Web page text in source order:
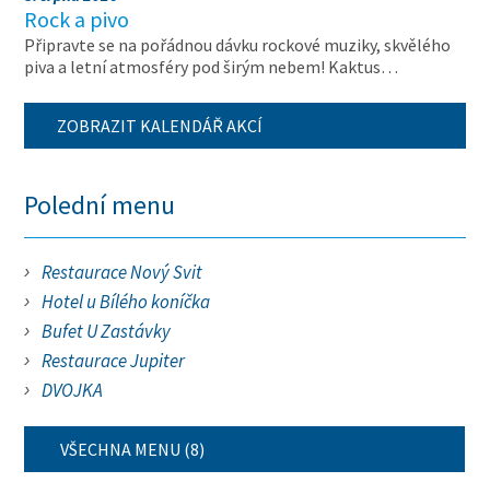
Rock a pivo
Připravte se na pořádnou dávku rockové muziky, skvělého
piva a letní atmosféry pod širým nebem! Kaktus…
ZOBRAZIT KALENDÁŘ AKCÍ
Polední menu
Restaurace Nový Svit
Hotel u Bílého koníčka
Bufet U Zastávky
Restaurace Jupiter
DVOJKA
VŠECHNA MENU (8)